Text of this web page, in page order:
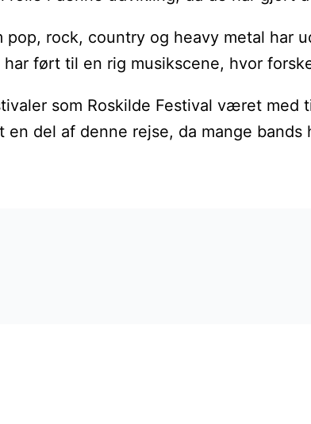
pop, rock, country og heavy metal
ført til en rig musikscene, hvor
som Roskilde Festival været
del af denne rejse, da mange